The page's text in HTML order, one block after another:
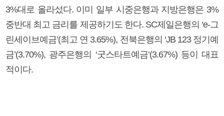
3%대로 올라섰다. 이미 일부 시중은행과 지방은행은 3%
중반대 최고 금리를 제공하기도 한다. SC제일은행의 ‘e-그
린세이브예금’(최고 연 3.65%), 전북은행의 ‘JB 123 정기예
금’(3.70%), 광주은행의 ‘굿스타트예금’(3.67%) 등이 대표
적이다.